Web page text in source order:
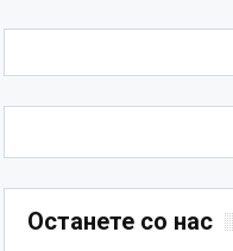
Останете со нас